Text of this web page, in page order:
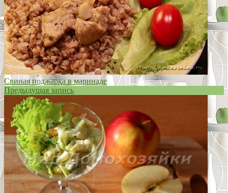
Свиная поджарка в маринаде
Предыдущая запись